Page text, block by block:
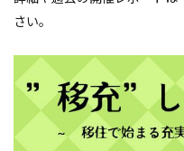
さい。